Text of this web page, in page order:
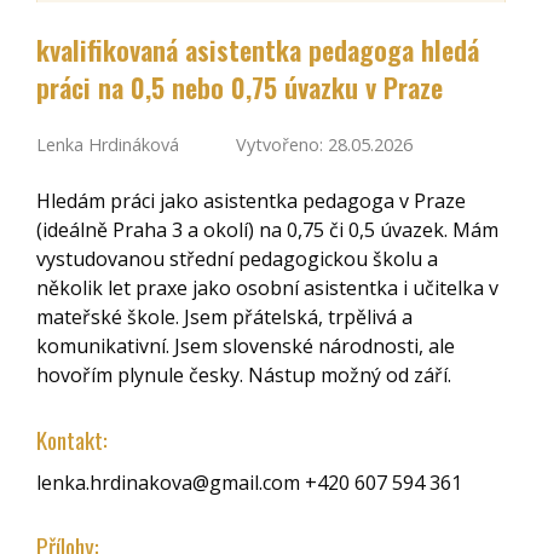
kvalifikovaná asistentka pedagoga hledá
práci na 0,5 nebo 0,75 úvazku v Praze
Lenka Hrdináková Vytvořeno: 28.05.2026
Hledám práci jako asistentka pedagoga v Praze
(ideálně Praha 3 a okolí) na 0,75 či 0,5 úvazek. Mám
vystudovanou střední pedagogickou školu a
několik let praxe jako osobní asistentka i učitelka v
mateřské škole. Jsem přátelská, trpělivá a
komunikativní. Jsem slovenské národnosti, ale
hovořím plynule česky. Nástup možný od září.
Kontakt:
lenka.hrdinakova@gmail.com +420 607 594 361
Přílohy: